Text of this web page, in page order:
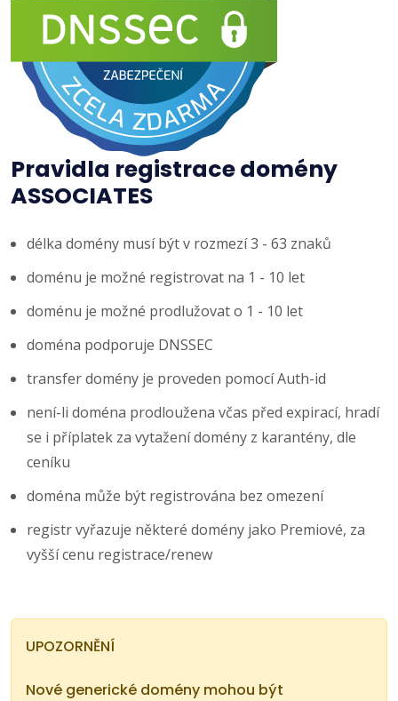
Pravidla registrace domény
ASSOCIATES
délka domény musí být v rozmezí 3 - 63 znaků
doménu je možné registrovat na 1 - 10 let
doménu je možné prodlužovat o 1 - 10 let
doména podporuje DNSSEC
transfer domény je proveden pomocí Auth-id
není-li doména prodloužena včas před expirací, hradí
se i příplatek za vytažení domény z karantény, dle
ceníku
doména může být registrována bez omezení
registr vyřazuje některé domény jako Premiové, za
vyšší cenu registrace/renew
UPOZORNĚNÍ
Nové generické domény mohou být